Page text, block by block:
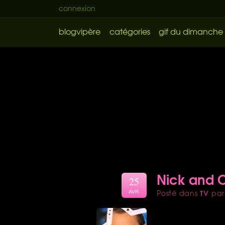
connexion
blogvipère catégories gif du dimanche
Nick and
Posté dansTV par
25
AVR.